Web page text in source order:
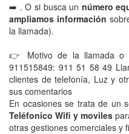
➡️ . O si busca un número
ampliamos información
la llamada).
👉 Motivo de la llamada o
911515849: 911 51 58 49
clientes de telefonía, Luz y
sus comentarios
En ocasiones se trata de un
Teléfonico Wifi y moviles
otras gestiones comerciales y